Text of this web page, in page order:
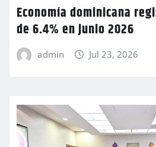
Economía dominicana
de 6.4% en junio 2026
admin Jul 23, 2026